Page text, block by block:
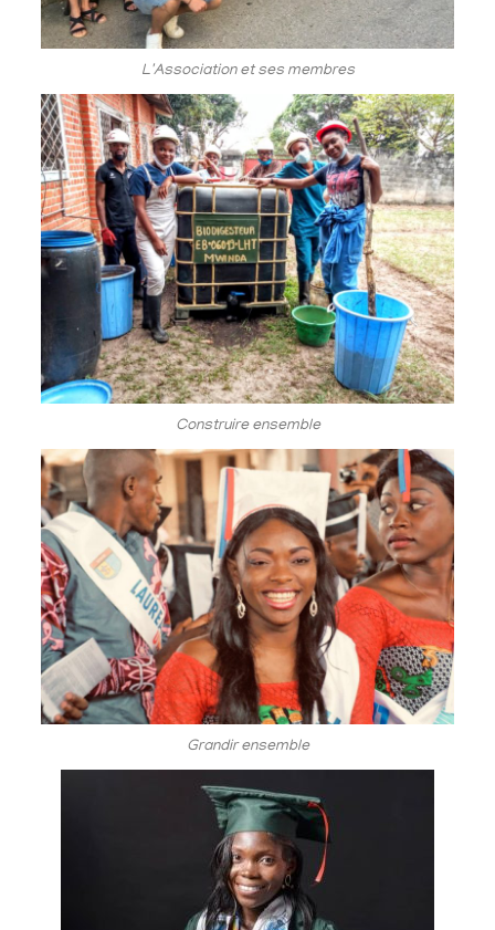
L'Association et ses membres
Construire ensemble
Grandir ensemble